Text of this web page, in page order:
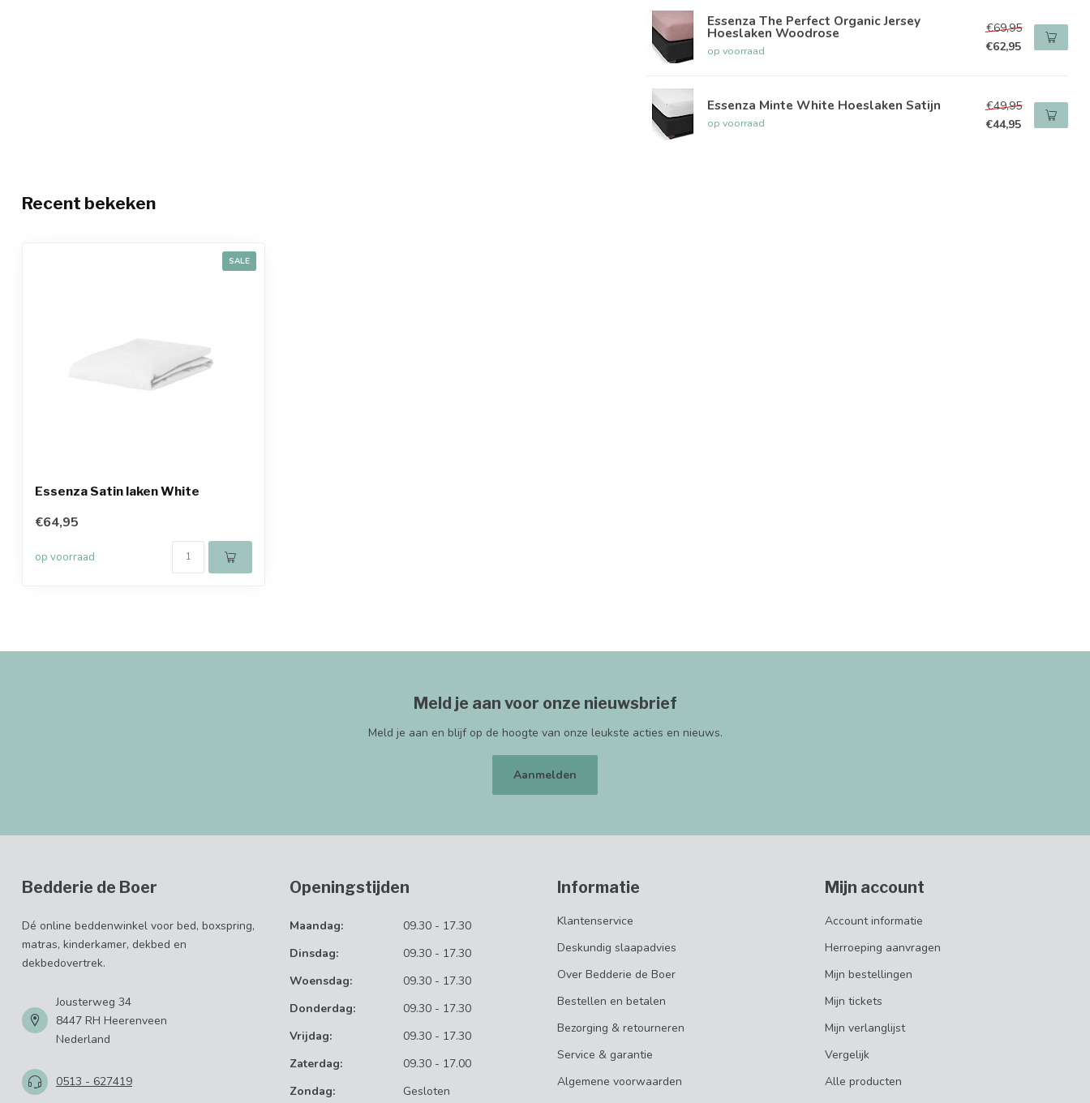
Essenza The Perfect Organic Jersey
Hoeslaken Woodrose
op voorraad
€69,95
€62,95
Essenza Minte White Hoeslaken Satijn
op voorraad
€49,95
€44,95
Recent bekeken
SALE
Essenza Satin laken White
€64,95
op voorraad
Meld je aan voor onze nieuwsbrief
Meld je aan en blijf op de hoogte van onze leukste acties en nieuws.
Aanmelden
Bedderie de Boer
Dé online beddenwinkel voor bed, boxspring,
matras, kinderkamer, dekbed en
dekbedovertrek.
Jousterweg 34
8447 RH Heerenveen
Nederland
0513 - 627419
Openingstijden
Maandag:
09.30 - 17.30
Dinsdag:
09.30 - 17.30
Woensdag:
09.30 - 17.30
Donderdag:
09.30 - 17.30
Vrijdag:
09.30 - 17.30
Zaterdag:
09.30 - 17.00
Zondag:
Gesloten
Informatie
Klantenservice
Deskundig slaapadvies
Over Bedderie de Boer
Bestellen en betalen
Bezorging & retourneren
Service & garantie
Algemene voorwaarden
Mijn account
Account informatie
Herroeping aanvragen
Mijn bestellingen
Mijn tickets
Mijn verlanglijst
Vergelijk
Alle producten